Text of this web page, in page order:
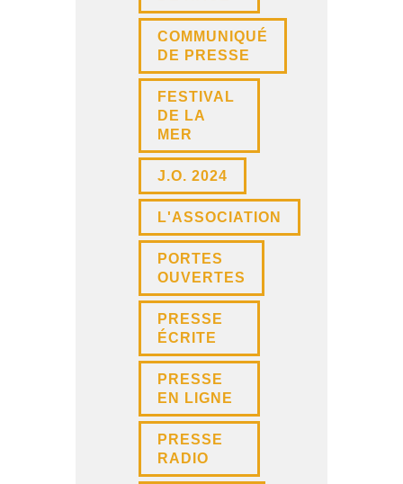
COMMUNIQUÉ
DE PRESSE
FESTIVAL
DE LA
MER
J.O. 2024
L'ASSOCIATION
PORTES
OUVERTES
PRESSE
ÉCRITE
PRESSE
EN LIGNE
PRESSE
RADIO